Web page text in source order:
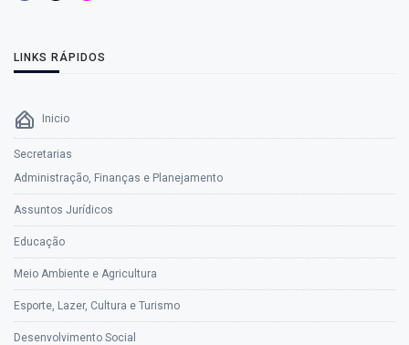
LINKS RÁPIDOS
Inicio
Secretarias
Administração, Finanças e Planejamento
Assuntos Jurídicos
Educação
Meio Ambiente e Agricultura
Esporte, Lazer, Cultura e Turismo
Desenvolvimento Social